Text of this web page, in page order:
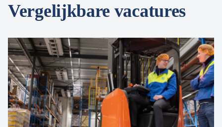
Vergelijkbare vacatures